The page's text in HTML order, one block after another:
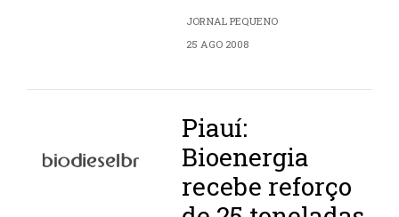
JORNAL PEQUENO
25 AGO 2008
Piauí:
Bioenergia
recebe reforço